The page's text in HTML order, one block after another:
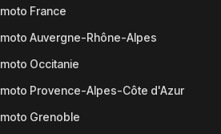
France
Auvergne-Rhône-Alpes
Occitanie
Provence-Alpes-Côte d'Azur
Grenoble